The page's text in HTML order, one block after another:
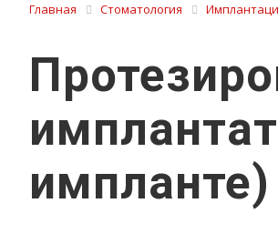
Главная Стоматология